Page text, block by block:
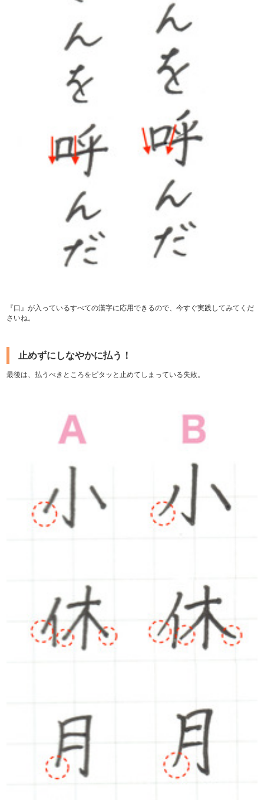
『口』が入っているすべての漢字に応用できるので、今すぐ実践してみてくだ
さいね。
止めずにしなやかに払う！
最後は、払うべきところをピタッと止めてしまっている失敗。